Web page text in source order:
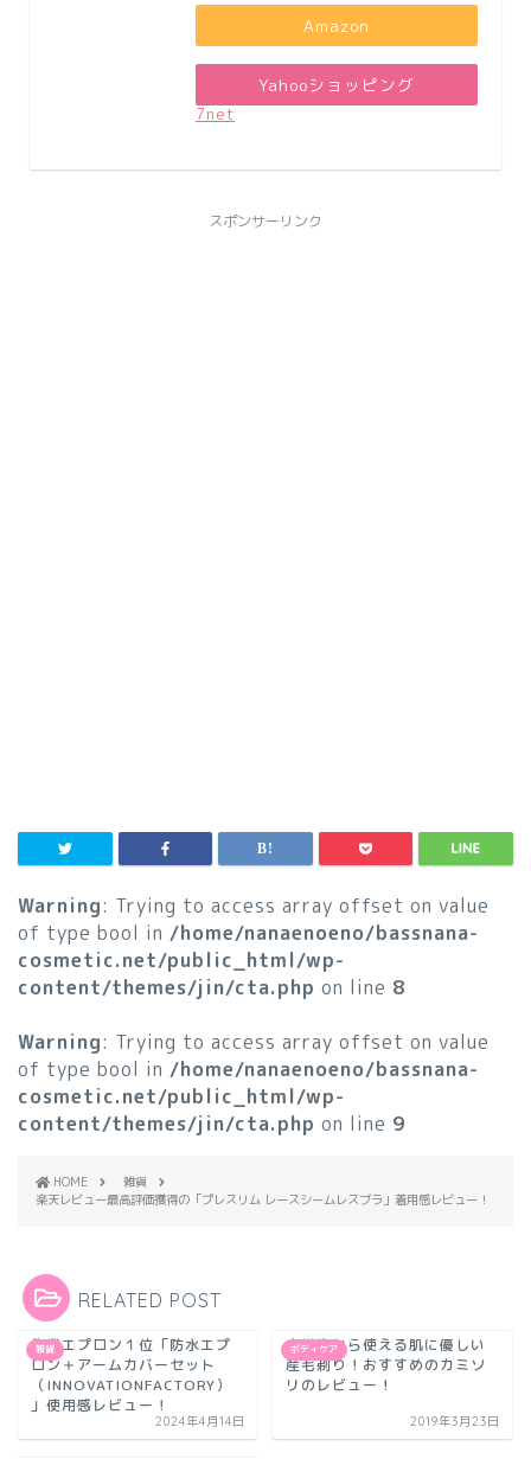
Amazon
Yahooショッピング
7net
スポンサーリンク
Warning: Trying to access array offset on value
of type bool in /home/nanaenoeno/bassnana-
cosmetic.net/public_html/wp-
content/themes/jin/cta.php on line 8
Warning: Trying to access array offset on value
of type bool in /home/nanaenoeno/bassnana-
cosmetic.net/public_html/wp-
content/themes/jin/cta.php on line 9
HOME
雑貨
楽天レビュー最高評価獲得の「プレスリム レースシームレスブラ」着用感レビュー！
RELATED POST
雑貨
作業エプロン１位「防水エプ
ロン＋アームカバーセット
（INNOVATIONFACTORY）
」使用感レビュー！
2024年4月14日
ボディケア
小学生から使える肌に優しい
産毛剃り！おすすめのカミソ
リのレビュー！
2019年3月23日